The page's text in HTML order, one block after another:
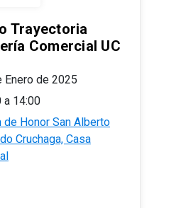
Trayectoria
Comercial UC
Enero de 2025
a 14:00
de Honor San Alberto
Cruchaga, Casa